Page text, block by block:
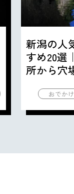
新潟の人
すめ20選
所から穴
おでか